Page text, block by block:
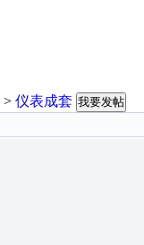
> 仪表成套 我要发帖